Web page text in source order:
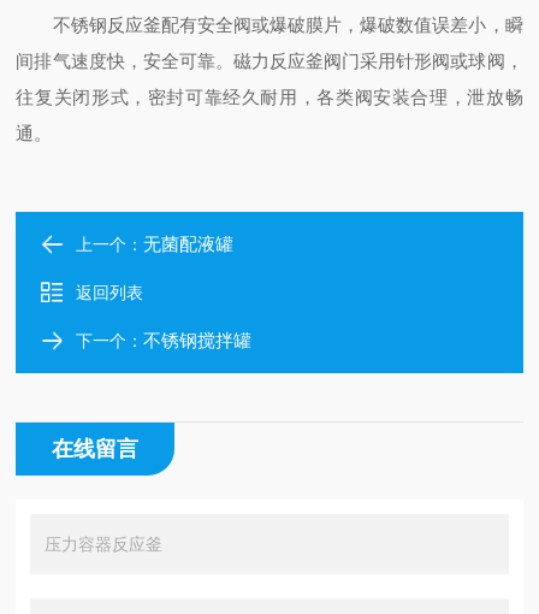
不锈钢反应釜配有安全阀或爆破膜片，爆破数值误差小，瞬
间排气速度快，安全可靠。磁力反应釜阀门采用针形阀或球阀，
往复关闭形式，密封可靠经久耐用，各类阀安装合理，泄放畅
通。
上一个：无菌配液罐
返回列表
下一个：不锈钢搅拌罐
在线留言